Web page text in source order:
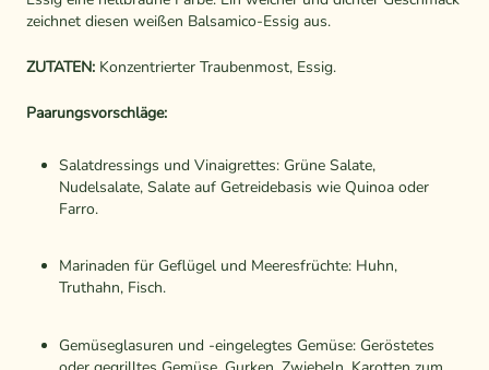
zeichnet diesen weißen Balsamico-Essig aus.
ZUTATEN: Konzentrierter Traubenmost, Essig.
Paarungsvorschläge:
Salatdressings und Vinaigrettes: Grüne Salate,
Nudelsalate, Salate auf Getreidebasis wie Quinoa oder
Farro.
Marinaden für Geflügel und Meeresfrüchte: Huhn,
Truthahn, Fisch.
Gemüseglasuren und -eingelegtes Gemüse: Geröstetes